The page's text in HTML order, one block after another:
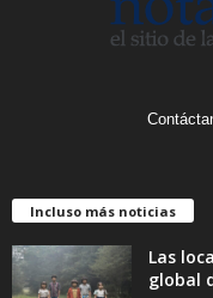
Incluso más noticias
Las
global